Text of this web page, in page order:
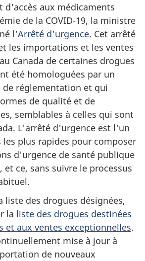
d'accès aux médicaments
de la COVID-19, la ministre
l'Arrêté d'urgence. Cet arrêté
les importations et les ventes
Canada de certaines drogues
été homologuées par un
de réglementation et qui
de qualité et de
semblables à celles qui sont
L'arrêté d'urgence est l'un
les plus rapides pour composer
d'urgence de santé publique
et ce, sans suivre le processus
liste des drogues désignées,
la liste des drogues destinées
et aux ventes exceptionnelles.
mise à jour à
de nouveaux